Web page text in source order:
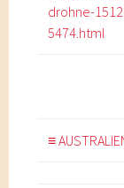
drohne-1512
5474.html
≡